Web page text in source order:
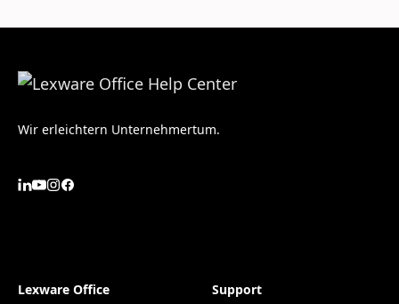
Wir erleichtern Unternehmertum.
Lexware Office Support